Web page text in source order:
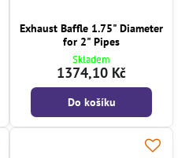
Exhaust Baffle 1.75" Diameter
for 2" Pipes
Skladem
1374,10 Kč
Do košíku